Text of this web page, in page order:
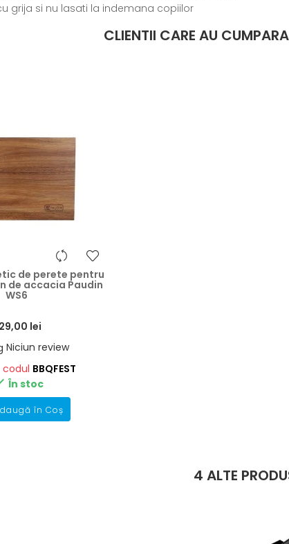
grija si nu lasati la indemana copiilor
CLIENTII CARE AU
heart
de perete pentru
de accacia Paudin
WS6
lei
Niciun review
BBQFEST
În stoc
în Coș
4 ALTE